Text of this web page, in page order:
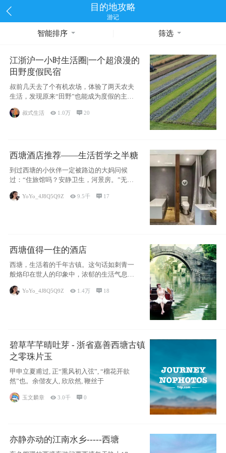
目的地攻略
游记
智能排序 筛选
江浙沪一小时生活圈|一个超浪漫的
田野度假民宿
叔前几天去了个有机农场，体验了两天农夫
生活，发现原来“田野”也能成为度假的主旋
律。江
叔式生活  1.0万 20
西塘酒店推荐——生活哲学之半糖
到过西塘的小伙伴一定被路边的大妈问候
过：“住旅馆吗？安静卫生，河景房。”无意
YoYo_4J8Q5Q9Z 9.5千  17
西塘值得一住的酒店
西塘，生活着的千年古镇。这句话如刺青一
般烙印在世人的印象中，浓郁的生活气息，
小桥流水
YoYo_4J8Q5Q9Z  1.4万  18
碧草芊芊晴吐芽 - 浙省嘉善西塘古镇
之零珠片玉
甲申立夏甫过, 正“熏风初入弦”, “榴花开欲
然”也。余偕友人, 欣欣然, 鞭丝于
玉文麟章  3.0千 0
亦静亦动的江南水乡-----西塘